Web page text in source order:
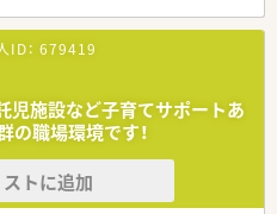
て】
熊本県山鹿市に位置しており、マ
の通勤も快適でスムーズです。
科、循環器科、外科、脳外科、整形
日約40枚応需しています。
剤師が2名と事務スタッフが4名在
師の退職に伴う募集です。
ついて】
欠員補充として、体制維持と強化の
ID： 679419
児施設など子育てサポートあ
の職場環境です！
トに追加